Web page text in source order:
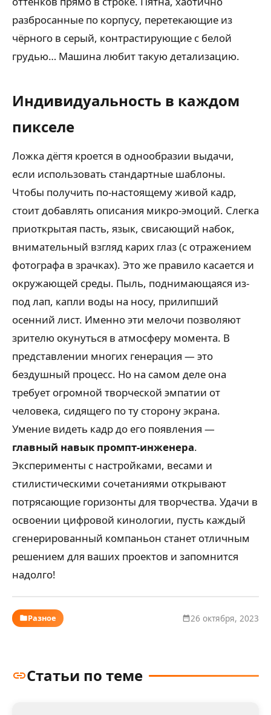
разбросанные по корпусу, перетекающие из
чёрного в серый, контрастирующие с белой
грудью… Машина любит такую детализацию.
Индивидуальность в каждом
пикселе
Ложка дёгтя кроется в однообразии выдачи,
если использовать стандартные шаблоны.
Чтобы получить по-настоящему живой кадр,
стоит добавлять описания микро-эмоций. Слегка
приоткрытая пасть, язык, свисающий набок,
внимательный взгляд карих глаз (с отражением
фотографа в зрачках). Это же правило касается и
окружающей среды. Пыль, поднимающаяся из-
под лап, капли воды на носу, прилипший
осенний лист. Именно эти мелочи позволяют
зрителю окунуться в атмосферу момента. В
представлении многих генерация — это
бездушный процесс. Но на самом деле она
требует огромной творческой эмпатии от
человека, сидящего по ту сторону экрана.
Умение видеть кадр до его появления —
главный навык промпт-инженера.
Эксперименты с настройками, весами и
стилистическими сочетаниями открывают
потрясающие горизонты для творчества. Удачи в
освоении цифровой кинологии, пусть каждый
сгенерированный компаньон станет отличным
решением для ваших проектов и запомнится
надолго!
Разное 26 октября, 2023
Статьи по теме